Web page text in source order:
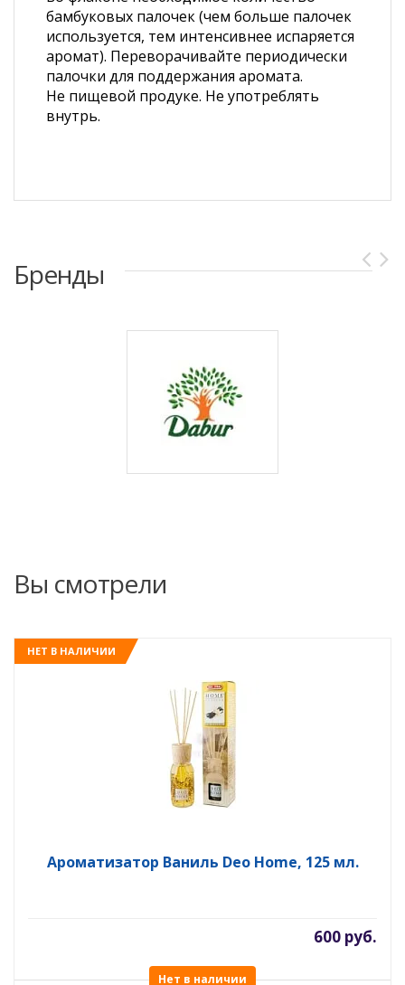
бамбуковых палочек (чем больше палочек
используется, тем интенсивнее испаряется
аромат). Переворачивайте периодически
палочки для поддержания аромата.
Не пищевой продуке. Не употреблять
внутрь.
Бренды
Вы смотрели
НЕТ В НАЛИЧИИ
Ароматизатор Ваниль Deo Home, 125 мл.
600 руб.
Нет в наличии